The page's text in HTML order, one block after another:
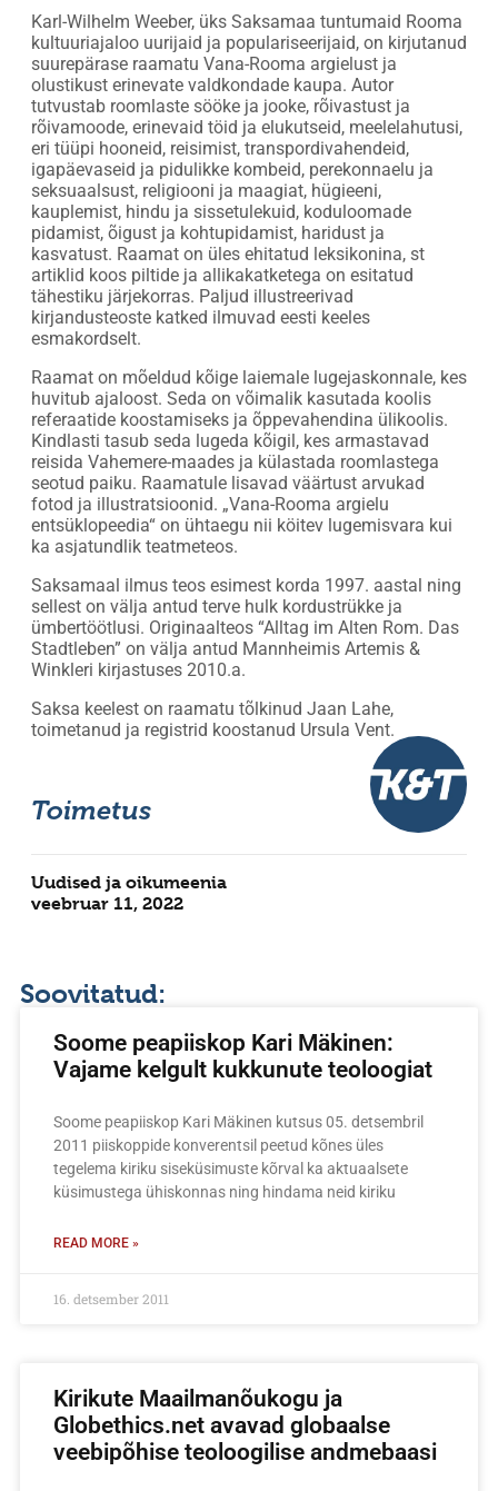
Karl-Wilhelm Weeber, üks Saksamaa tuntumaid Rooma
kultuuriajaloo uurijaid ja populariseerijaid, on kirjutanud
suurepärase raamatu Vana-Rooma argielust ja
olustikust erinevate valdkondade kaupa. Autor
tutvustab roomlaste sööke ja jooke, rõivastust ja
rõivamoode, erinevaid töid ja elukutseid, meelelahutusi,
eri tüüpi hooneid, reisimist, transpordivahendeid,
igapäevaseid ja pidulikke kombeid, perekonnaelu ja
seksuaalsust, religiooni ja maagiat, hügieeni,
kauplemist, hindu ja sissetulekuid, koduloomade
pidamist, õigust ja kohtupidamist, haridust ja
kasvatust. Raamat on üles ehitatud leksikonina, st
artiklid koos piltide ja allikakatketega on esitatud
tähestiku järjekorras. Paljud illustreerivad
kirjandusteoste katked ilmuvad eesti keeles
esmakordselt.
Raamat on mõeldud kõige laiemale lugejaskonnale, kes
huvitub ajaloost. Seda on võimalik kasutada koolis
referaatide koostamiseks ja õppevahendina ülikoolis.
Kindlasti tasub seda lugeda kõigil, kes armastavad
reisida Vahemere-maades ja külastada roomlastega
seotud paiku. Raamatule lisavad väärtust arvukad
fotod ja illustratsioonid. „Vana-Rooma argielu
entsüklopeedia“ on ühtaegu nii köitev lugemisvara kui
ka asjatundlik teatmeteos.
Saksamaal ilmus teos esimest korda 1997. aastal ning
sellest on välja antud terve hulk kordustrükke ja
ümbertöötlusi. Originaalteos “Alltag im Alten Rom. Das
Stadtleben” on välja antud Mannheimis Artemis &
Winkleri kirjastuses 2010.a.
Saksa keelest on raamatu tõlkinud Jaan Lahe,
toimetanud ja registrid koostanud Ursula Vent.
Toimetus
Uudised ja oikumeenia
veebruar 11, 2022
Soovitatud:
Soome peapiiskop Kari Mäkinen:
Vajame kelgult kukkunute teoloogiat
Soome peapiiskop Kari Mäkinen kutsus 05. detsembril
2011 piiskoppide konverentsil peetud kõnes üles
tegelema kiriku siseküsimuste kõrval ka aktuaalsete
küsimustega ühiskonnas ning hindama neid kiriku
READ MORE »
16. detsember 2011
Kirikute Maailmanõukogu ja
Globethics.net avavad globaalse
veebipõhise teoloogilise andmebaasi